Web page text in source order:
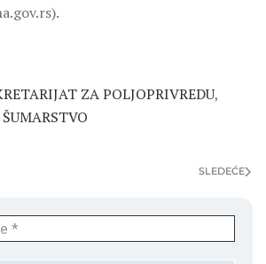
ZA POLJOPRIVREDU,
SLEDEĆE